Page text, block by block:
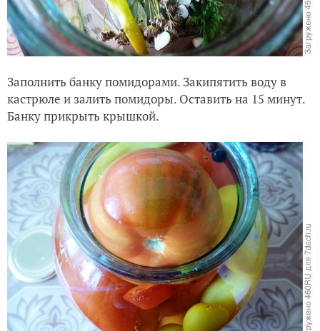
Заполнить банку помидорами. Закипятить воду в
кастрюле и залить помидоры. Оставить на 15 минут.
Банку прикрыть крышкой.